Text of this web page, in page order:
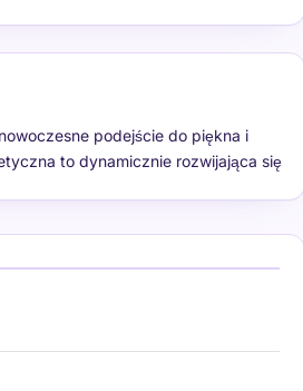
podejście do piękna i
to dynamicznie rozwijająca się